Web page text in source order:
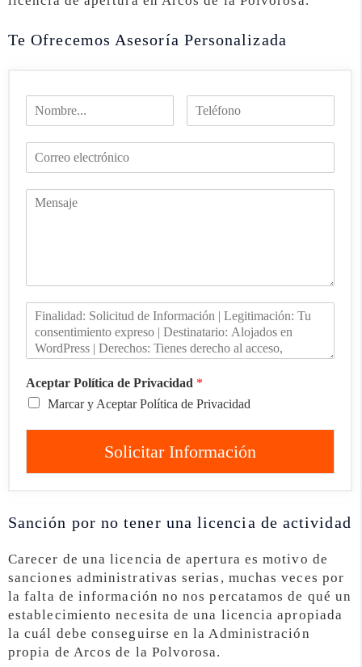
Te Ofrecemos Asesoría Personalizada
Aceptar Política de Privacidad *
Marcar y Aceptar Política de Privacidad
Solicitar Información
Sanción por no tener una licencia de actividad
Carecer de una licencia de apertura es motivo de
sanciones administrativas serias, muchas veces por
la falta de información no nos percatamos de qué un
establecimiento necesita de una licencia apropiada
la cuál debe conseguirse en la Administración
propia de Arcos de la Polvorosa.